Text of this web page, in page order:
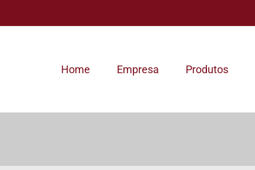
Home Empresa Produtos